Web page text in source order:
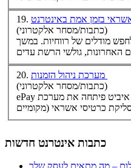
19.
(כתבות/מסחר אלקטרוני)
לחפש מודלים של רווחיות. במשך
20.
(כתבות/מסחר אלקטרוני)
ePay חברת איביט פיתחה את מערכת ePay, המאפשרת ביצוע טרנזקציות מאובטחות On-line על גבי רשת האינטרנט, במודל של Payment Service Provider - PSP. המערכת מספקת פתרונות
כרטיסי אשראי
כתבות אינטרנט חדשות